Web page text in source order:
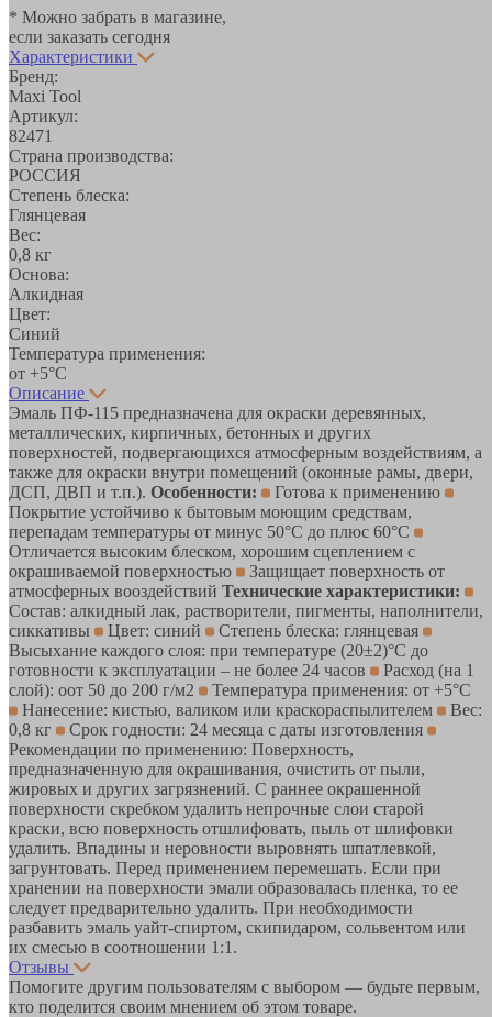
* Можно забрать в магазине,
если заказать сегодня
Характеристики
Бренд:
Maxi Tool
Артикул:
82471
Страна производства:
РОССИЯ
Степень блеска:
Глянцевая
Вес:
0,8 кг
Основа:
Алкидная
Цвет:
Синий
Температура применения:
от +5°С
Описание
Эмаль ПФ-115 предназначена для окраски деревянных,
металлических, кирпичных, бетонных и других
поверхностей, подвергающихся атмосферным воздействиям, а
также для окраски внутри помещений (оконные рамы, двери,
ДСП, ДВП и т.п.). Особенности:
Готова к применению
Покрытие устойчиво к бытовым моющим средствам,
перепадам температуры от минус 50°С до плюс 60°С
Отличается высоким блеском, хорошим сцеплением с
окрашиваемой поверхностью
Защищает поверхность от
атмосферных вооздействий Технические характеристики:
Состав: алкидный лак, растворители, пигменты, наполнители,
сиккативы
Цвет: синий
Степень блеска: глянцевая
Высыхание каждого слоя: при температуре (20±2)°С до
готовности к эксплуатации – не более 24 часов
Расход (на 1
слой): оот 50 до 200 г/м2
Температура применения: от +5°С
Нанесение: кистью, валиком или краскораспылителем
Вес:
0,8 кг
Срок годности: 24 месяца с даты изготовления
Рекомендации по применению: Поверхность,
предназначенную для окрашивания, очистить от пыли,
жировых и других загрязнений. С раннее окрашенной
поверхности скребком удалить непрочные слои старой
краски, всю поверхность отшлифовать, пыль от шлифовки
удалить. Впадины и неровности выровнять шпатлевкой,
загрунтовать. Перед применением перемешать. Если при
хранении на поверхности эмали образовалась пленка, то ее
следует предварительно удалить. При необходимости
разбавить эмаль уайт-спиртом, скипидаром, сольвентом или
их смесью в соотношении 1:1.
Отзывы
Помогите другим пользователям с выбором — будьте первым,
кто поделится своим мнением об этом товаре.